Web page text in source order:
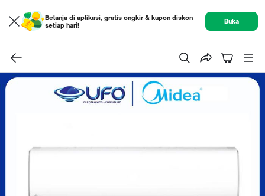
Belanja di aplikasi, gratis ongkir & kupon diskon
setiap hari!
Buka